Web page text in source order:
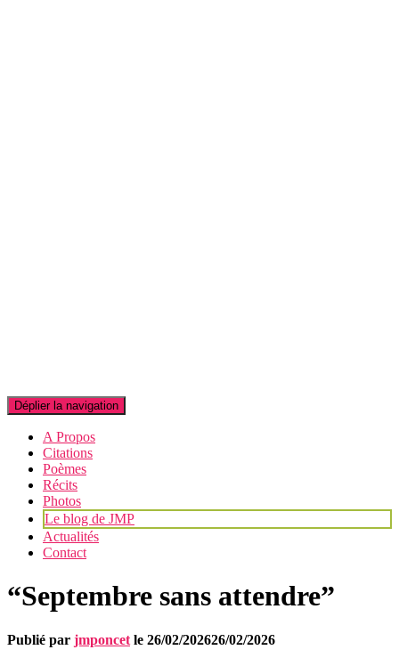
Déplier la navigation
A Propos
Citations
Poèmes
Récits
Photos
Le blog de JMP
Actualités
Contact
“Septembre sans attendre”
Publié par jmponcet le 26/02/202626/02/2026